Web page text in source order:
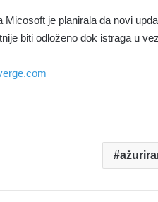
Micosoft je planirala da novi
biti odloženo dok istraga u